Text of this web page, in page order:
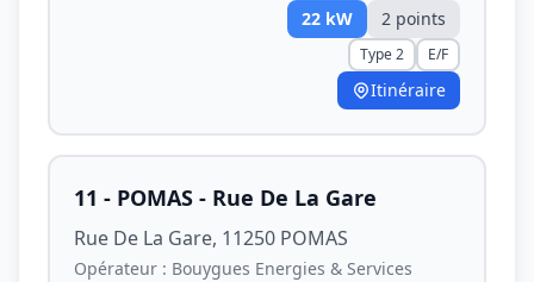
22 kW 2 points
Type 2 E/F
Itinéraire
11 - POMAS - Rue De La Gare
Rue De La Gare, 11250 POMAS
Opérateur : Bouygues Energies & Services